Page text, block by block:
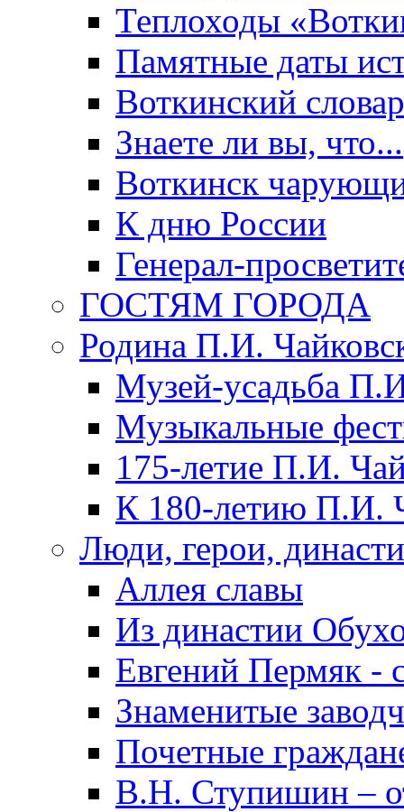
Теплоходы
Памятные даты
Воткинский
Знаете ли вы, что...
Воткинск
К дню России
Генерал-
ГОСТЯМ ГОРОДА
Родина П.И.
Музей-усадьба
Музыкальные
175-летие П.И.
К 180-летию П.И.
Люди, герои,
Аллея славы
Из династии
Евгений Пермяк -
Знаменитые
Почетные
В.Н. Ступишин –